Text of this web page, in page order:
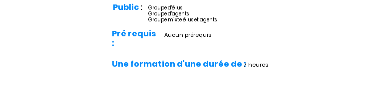
Public:
Groupe d'élus
Groupe d'agents
Groupe mixte élus et agents
Pré requis
:
Aucun prérequis
Une formation d'une durée de :7 heures